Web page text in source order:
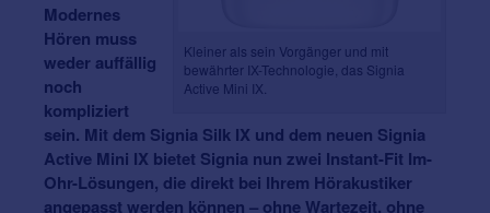
Kleiner als sein Vorgänger und mit
bewährter IX-Technologie, das Signia
Active Mini IX.
Modernes
Hören muss
weder auffällig
noch
kompliziert
sein. Mit dem Signia Silk IX und dem neuen Signia
Active Mini IX bietet Signia nun zwei Instant-Fit Im-
Ohr-Lösungen, die direkt bei Ihrem Hörakustiker
angepasst werden können – ohne Wartezeit, ohne